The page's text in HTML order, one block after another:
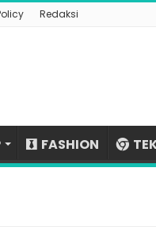
Redaksi
FASHION